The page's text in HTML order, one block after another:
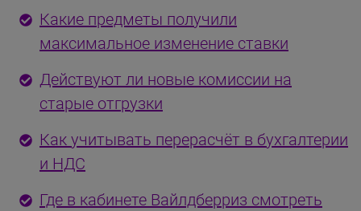
Какие предметы получили
максимальное изменение ставки
Действуют ли новые комиссии на
старые отгрузки
Как учитывать перерасчёт в бухгалтерии
и НДС
Где в кабинете Вайлдберриз смотреть